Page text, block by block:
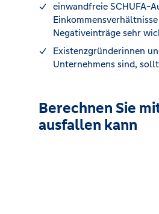
einwandfreie SCHUFA-
Negativeinträge sehr
Existenzgründerinnen
Unternehmens sind,
Berechnen Sie
ausfallen kann